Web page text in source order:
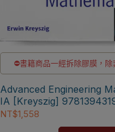
⛔書籍商品一經拆除膠膜，
退貨與退款
✅訂購數量5本以上另有優惠
📌本書另售【電
Advanced Engineering
IA [Kreyszig]
NT$1,558